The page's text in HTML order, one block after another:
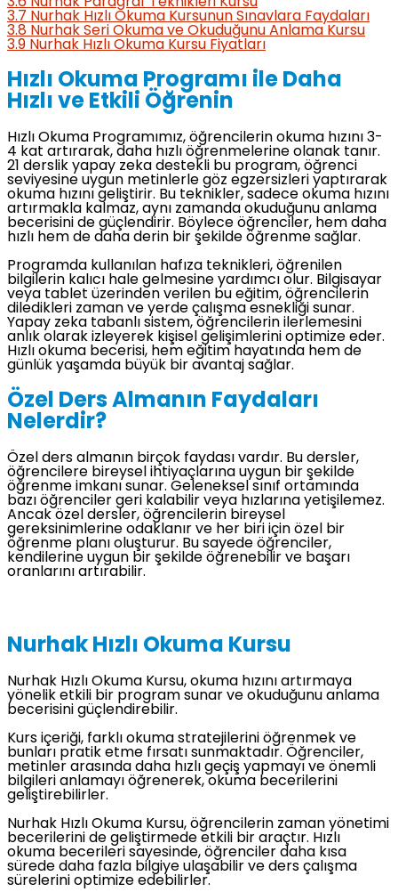
3.7 Nurhak Hızlı Okuma Kursunun Sınavlara Faydaları
3.8 Nurhak Seri Okuma ve Okuduğunu Anlama Kursu
3.9 Nurhak Hızlı Okuma Kursu Fiyatları
Hızlı Okuma Programı ile Daha
Hızlı ve Etkili Öğrenin
Hızlı Okuma Programımız, öğrencilerin okuma hızını 3-
4 kat artırarak, daha hızlı öğrenmelerine olanak tanır.
21 derslik yapay zeka destekli bu program, öğrenci
seviyesine uygun metinlerle göz egzersizleri yaptırarak
okuma hızını geliştirir. Bu teknikler, sadece okuma hızını
artırmakla kalmaz, aynı zamanda okuduğunu anlama
becerisini de güçlendirir. Böylece öğrenciler, hem daha
hızlı hem de daha derin bir şekilde öğrenme sağlar.
Programda kullanılan hafıza teknikleri, öğrenilen
bilgilerin kalıcı hale gelmesine yardımcı olur. Bilgisayar
veya tablet üzerinden verilen bu eğitim, öğrencilerin
diledikleri zaman ve yerde çalışma esnekliği sunar.
Yapay zeka tabanlı sistem, öğrencilerin ilerlemesini
anlık olarak izleyerek kişisel gelişimlerini optimize eder.
Hızlı okuma becerisi, hem eğitim hayatında hem de
günlük yaşamda büyük bir avantaj sağlar.
Özel Ders Almanın Faydaları
Nelerdir?
Özel ders almanın birçok faydası vardır. Bu dersler,
öğrencilere bireysel ihtiyaçlarına uygun bir şekilde
öğrenme imkanı sunar. Geleneksel sınıf ortamında
bazı öğrenciler geri kalabilir veya hızlarına yetişilemez.
Ancak özel dersler, öğrencilerin bireysel
gereksinimlerine odaklanır ve her biri için özel bir
öğrenme planı oluşturur. Bu sayede öğrenciler,
kendilerine uygun bir şekilde öğrenebilir ve başarı
oranlarını artırabilir.
Nurhak Hızlı Okuma Kursu
Nurhak Hızlı Okuma Kursu, okuma hızını artırmaya
yönelik etkili bir program sunar ve okuduğunu anlama
becerisini güçlendirebilir.
Kurs içeriği, farklı okuma stratejilerini öğrenmek ve
bunları pratik etme fırsatı sunmaktadır. Öğrenciler,
metinler arasında daha hızlı geçiş yapmayı ve önemli
bilgileri anlamayı öğrenerek, okuma becerilerini
geliştirebilirler.
Nurhak Hızlı Okuma Kursu, öğrencilerin zaman yönetimi
becerilerini de geliştirmede etkili bir araçtır. Hızlı
okuma becerileri sayesinde, öğrenciler daha kısa
sürede daha fazla bilgiye ulaşabilir ve ders çalışma
sürelerini optimize edebilirler.